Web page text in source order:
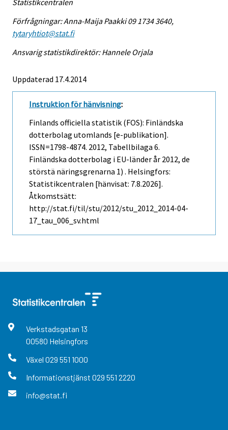
Statistikcentralen
Förfrågningar: Anna-Maija Paakki 09 1734 3640,
tytaryhtiot@stat.fi
Ansvarig statistikdirektör: Hannele Orjala
Uppdaterad 17.4.2014
Instruktion för hänvisning:
Finlands officiella statistik (FOS): Finländska
dotterbolag utomlands [e-publikation].
ISSN=1798-4874. 2012, Tabellbilaga 6.
Finländska dotterbolag i EU-länder år 2012, de
störstä näringsgrenarna 1) . Helsingfors:
Statistikcentralen [hänvisat: 7.8.2026].
Åtkomstsätt:
http://stat.fi/til/stu/2012/stu_2012_2014-04-
17_tau_006_sv.html
Verkstadsgatan 13
00580 Helsingfors
Växel 029 551 1000
Informationstjänst 029 551 2220
info@stat.fi